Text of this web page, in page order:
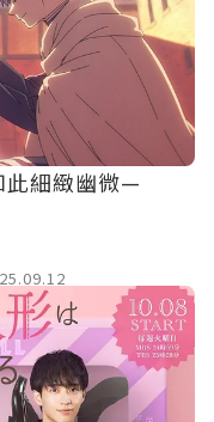
此細緻幽微—